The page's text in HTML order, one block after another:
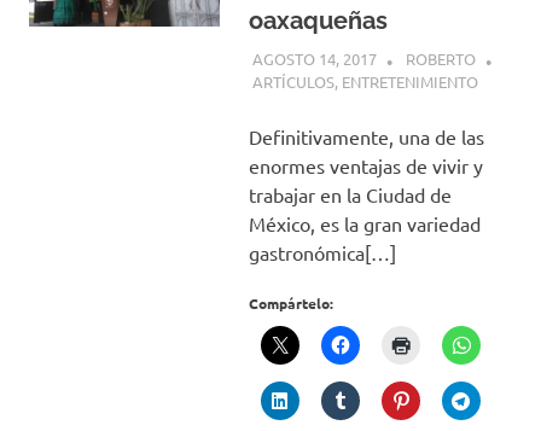
oaxaqueñas
AGOSTO 14, 2017
ROBERTO
ARTÍCULOS, ENTRETENIMIENTO
Definitivamente, una de las
enormes ventajas de vivir y
trabajar en la Ciudad de
México, es la gran variedad
gastronómica[…]
Compártelo: